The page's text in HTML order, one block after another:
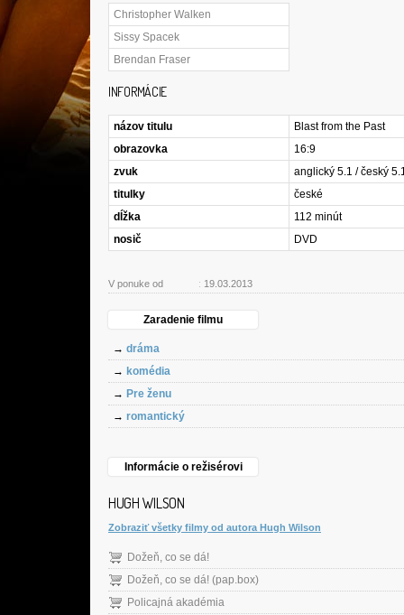
Christopher Walken
Sissy Spacek
Brendan Fraser
INFORMÁCIE
názov titulu
Blast from the Past
obrazovka
16:9
zvuk
anglický 5.1 / český
titulky
české
dĺžka
112 minút
nosič
DVD
V ponuke od : 19.03.2013
Zaradenie filmu
→ dráma
→ komédia
→ Pre ženu
→ romantický
Informácie o režisérovi
HUGH WILSON
Zobraziť všetky filmy od autora Hugh Wilson
Dožeň, co se dá!
Dožeň, co se dá! (pap.box)
Policajná akadémia